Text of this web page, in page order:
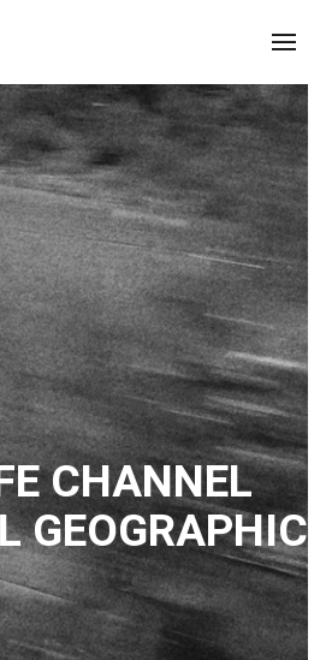
CHANNEL
GEOGRAPHIC